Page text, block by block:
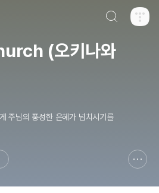
(오키나와
주님의 풍성한 은혜가 넘치시기를